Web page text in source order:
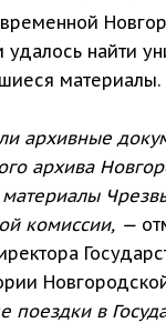
удалось найти
материалы.
архивные
архива
комиссии, —
поездки в